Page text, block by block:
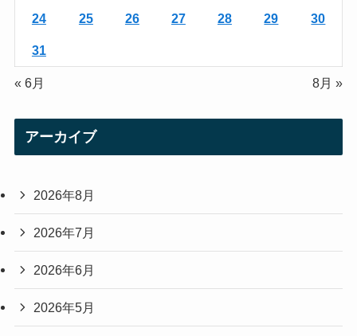
24 25 26 27 28 29 30
31
« 6月 8月 »
アーカイブ
2026年8月
2026年7月
2026年6月
2026年5月